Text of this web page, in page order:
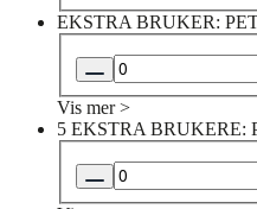
EKSTRA BRUKER:
Vis mer >
5 EKSTRA BRUKERE: